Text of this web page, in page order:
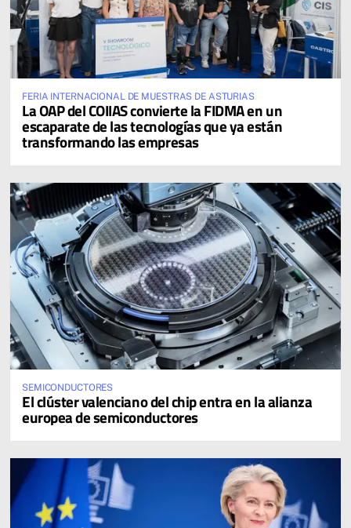
FERIA INTERNACIONAL DE MUESTRAS DE ASTURIAS
La OAP del COIIAS convierte la FIDMA en un
escaparate de las tecnologías que ya están
transformando las empresas
SEMICONDUCTORES
El clúster valenciano del chip entra en la alianza
europea de semiconductores